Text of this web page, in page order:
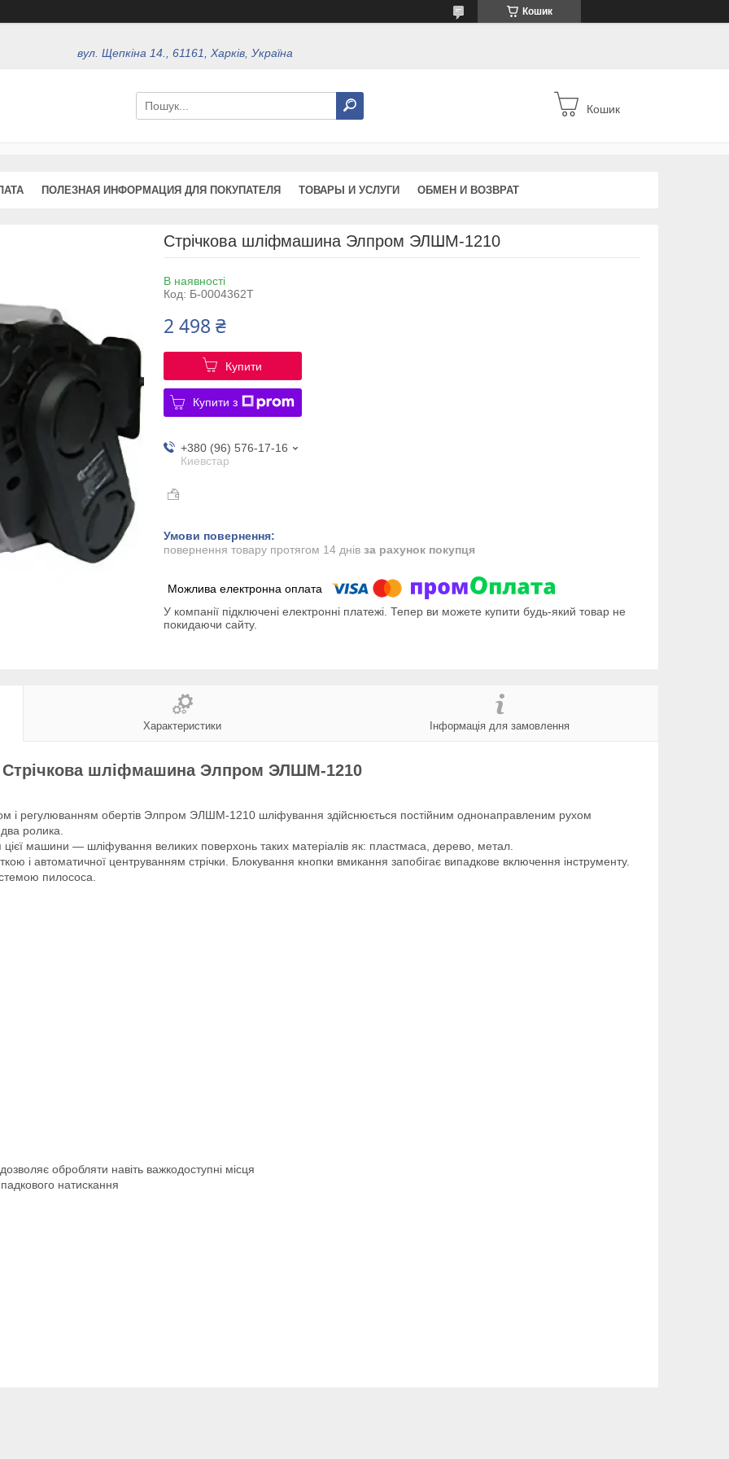
Кошик
вул. Щепкіна 14., 61161, Харків, Україна
Кошик
ПОЛЕЗНАЯ ИНФОРМАЦИЯ ДЛЯ ПОКУПАТЕЛЯ ТОВАРЫ И УСЛУГИ ОБМЕН И ВОЗВРАТ
Стрічкова шліфмашина Элпром ЭЛШМ-1210
В наявності
Код: Б-0004362T
2 498 ₴
Купити
Купити з
+380 (96) 576-17-16
Киевстар
повернення товару протягом 14 днів за рахунок покупця
У компанії підключені електронні платежі. Тепер ви можете купити будь-який товар не
покидаючи сайту.
Характеристики Інформація для замовлення
Стрічкова шліфмашина Элпром ЭЛШМ-1210
і регулюванням обертів Элпром ЭЛШМ-1210 шліфування здійснюється постійним однонаправленим рухом
ролика.
цієї машини — шліфування великих поверхонь таких матеріалів як: пластмаса, дерево, метал.
і автоматичної центруванням стрічки. Блокування кнопки вмикання запобігає випадкове включення інструменту.
пилососа.
обробляти навіть важкодоступні місця
натискання